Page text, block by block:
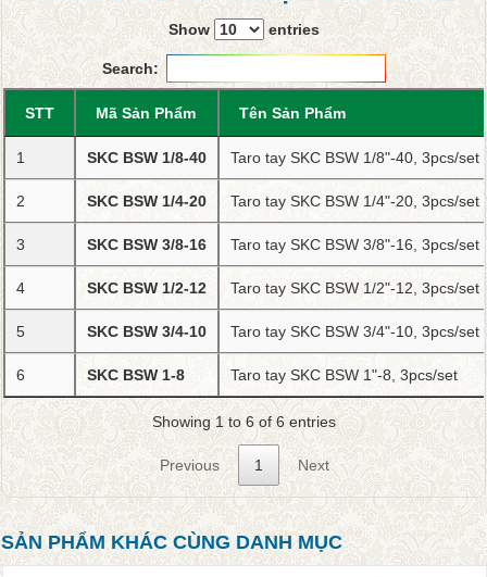
Show entries
Search:
STT Mã Sản Phẩm Tên Sản Phẩm
1 SKC BSW 1/8-40 Taro tay SKC BSW 1/8"-40, 3pcs/set
2 SKC BSW 1/4-20 Taro tay SKC BSW 1/4"-20, 3pcs/set
3 SKC BSW 3/8-16 Taro tay SKC BSW 3/8"-16, 3pcs/set
4 SKC BSW 1/2-12 Taro tay SKC BSW 1/2"-12, 3pcs/set
5 SKC BSW 3/4-10 Taro tay SKC BSW 3/4"-10, 3pcs/set
6 SKC BSW 1-8 Taro tay SKC BSW 1"-8, 3pcs/set
Showing 1 to 6 of 6 entries
Previous 1 Next
SẢN PHẨM KHÁC CÙNG DANH MỤC